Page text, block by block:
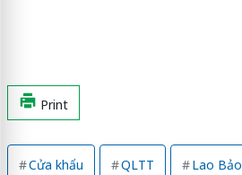
Print
Cửa khẩu QLTT Lao Bảo